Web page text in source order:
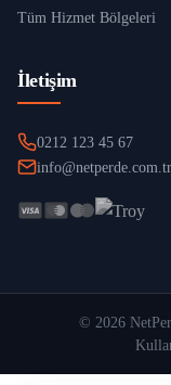
Tüm Hizmet Bölgeleri
İletişim
0212 123 45 67
info@netperde.com.tr
© 2026